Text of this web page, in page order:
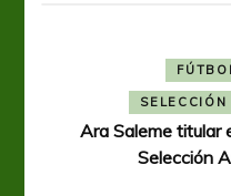
Ara Saleme titular
Selección